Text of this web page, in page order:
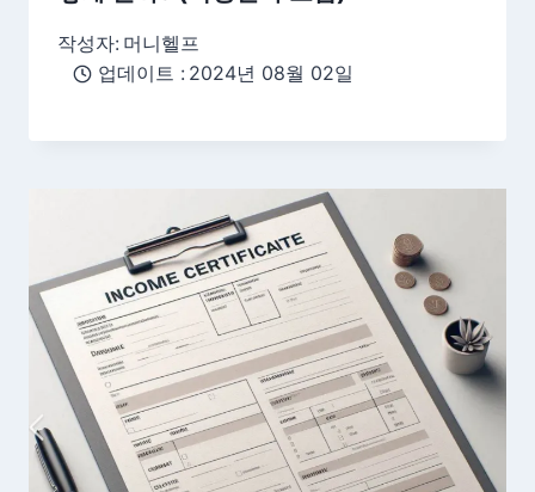
작성자: 머니헬프
업데이트 : 2024년 08월 02일